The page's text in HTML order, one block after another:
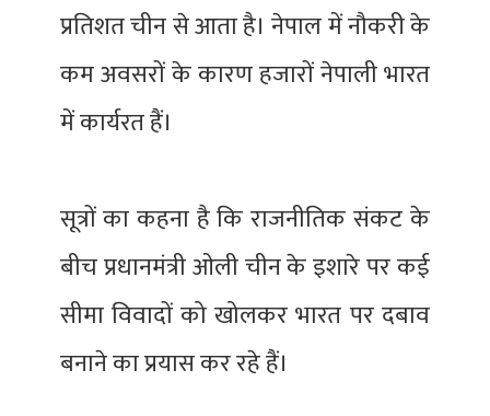
प्रतिशत चीन से आता है। नेपाल में नौकरी के
कम अवसरों के कारण हजारों नेपाली भारत
में कार्यरत हैं।
सूत्रों का कहना है कि राजनीतिक संकट के
बीच प्रधानमंत्री ओली चीन के इशारे पर कई
सीमा विवादों को खोलकर भारत पर दबाव
बनाने का प्रयास कर रहे हैं।